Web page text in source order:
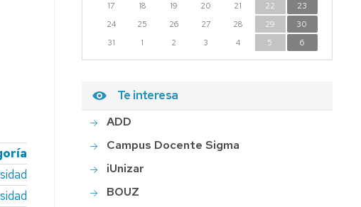
17
18 19 20 21 22
23
24
25 26 27 28 29
30
31
1 2 3 4 5 6
Te interesa
ADD
Campus Docente Sigma
iUnizar
BOUZ